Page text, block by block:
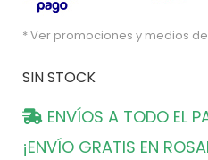
* Ver promociones y medios
SIN STOCK
ENVÍOS A TODO EL
¡ENVÍO GRATIS EN